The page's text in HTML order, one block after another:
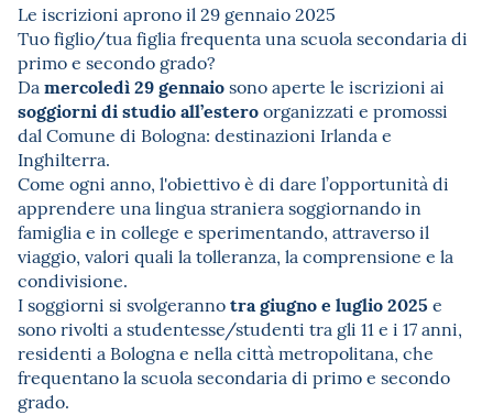
Le iscrizioni aprono il 29 gennaio 2025
Tuo figlio/tua figlia frequenta una scuola secondaria di
primo e secondo grado?
Da mercoledì 29 gennaiosono aperte le iscrizioni ai
soggiorni di studio all’esteroorganizzati e promossi
dal Comune di Bologna: destinazioni Irlanda e
Inghilterra.
Come ogni anno, l'obiettivo è di dare l’opportunità di
apprendere una lingua straniera soggiornando in
famiglia e in college e sperimentando, attraverso il
viaggio, valori quali la tolleranza, la comprensione e la
condivisione.
I soggiorni si svolgerannotra giugno e luglio 2025 e
sono rivolti a studentesse/studenti tra gli 11 e i 17 anni,
residenti a Bologna e nella città metropolitana, che
frequentano la scuola secondaria di primo e secondo
grado.